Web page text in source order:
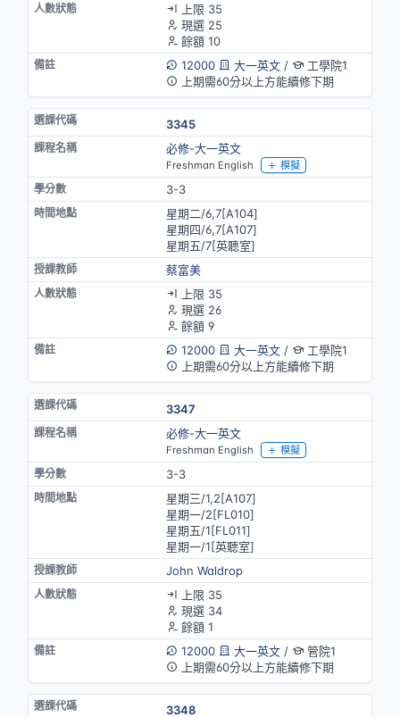
上限 35
現選 25
餘額 10
12000
大一英文/
工學院1
上期需60分以上方能續修下期
3345
必修-大一英文
Freshman English 模擬
3-3
星期二/6,7[A104]
星期四/6,7[A107]
星期五/7[英聽室]
蔡富美
上限 35
現選 26
餘額 9
12000
大一英文/
工學院1
上期需60分以上方能續修下期
3347
必修-大一英文
Freshman English 模擬
3-3
星期三/1,2[A107]
星期一/2[FL010]
星期五/1[FL011]
星期一/1[英聽室]
John Waldrop
上限 35
現選 34
餘額 1
12000
大一英文/
管院1
上期需60分以上方能續修下期
3348